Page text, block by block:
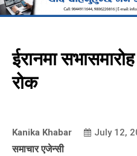
ईरानमा सभासमारोह
रोक
Kanika Khabar July 12,
समाचार एजेन्सी